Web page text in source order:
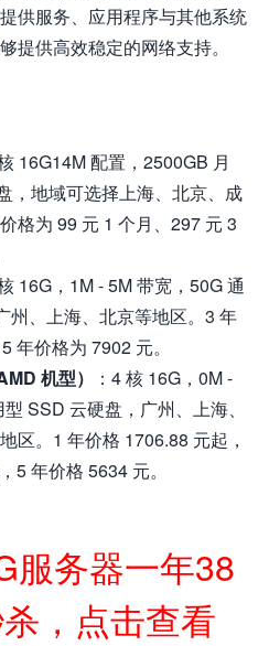
供服务、应用程序与其他系统
提供高效稳定的网络支持。
16G14M 配置，2500GB 月
，地域可选择上海、北京、成
格为 99 元 1 个月、297 元 3
16G，1M - 5M 带宽，50G 通
州、上海、北京等地区。3 年
年价格为 7902 元。
机型）
：4 核 16G，0M -
SSD 云硬盘，广州、上海、
区。1 年价格 1706.88 元起，
5 年价格 5634 元。
服务器一年38
，点击查看